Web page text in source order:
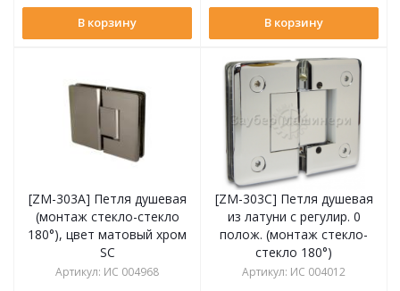
В корзину В корзину
[ZM-303A] Петля душевая
(монтаж стекло-стекло
180°), цвет матовый хром
SC
Артикул: ИС 004968
[ZM-303C] Петля душевая
из латуни с регулир. 0
полож. (монтаж стекло-
стекло 180°)
Артикул: ИС 004012